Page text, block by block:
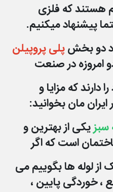
هستند که فلزی
پیشنهاد میکنیم.
دو بخشپلی پروپیلن
امروزه در صنعت
دارند که مزایا و
مان بخوانید:
سبزیکی از بهترین و
است که اگر
از لوله ها بگوییم می
، خوردگی پایین ،